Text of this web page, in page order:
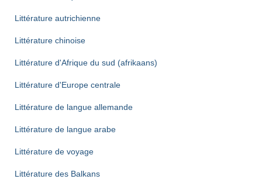
Littérature autrichienne
Littérature chinoise
Littérature d'Afrique du sud (afrikaans)
Littérature d'Europe centrale
Littérature de langue allemande
Littérature de langue arabe
Littérature de voyage
Littérature des Balkans